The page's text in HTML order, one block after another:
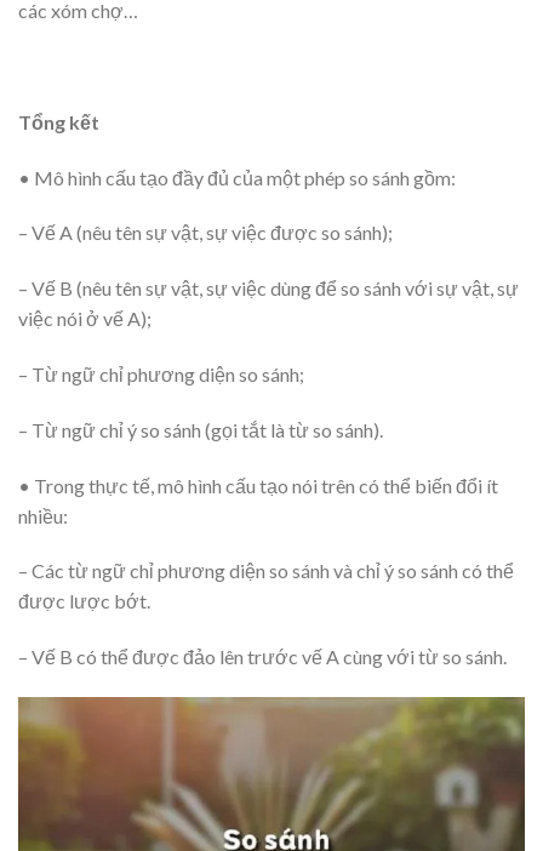
các xóm chợ…
Tổng kết
• Mô hình cấu tạo đầy đủ của một phép so sánh gồm:
– Vế A (nêu tên sự vật, sự việc được so sánh);
– Vế B (nêu tên sự vật, sự việc dùng để so sánh với sự vật, sự
việc nói ở vế A);
– Từ ngữ chỉ phương diện so sánh;
– Từ ngữ chỉ ý so sánh (gọi tắt là từ so sánh).
• Trong thực tế, mô hình cấu tạo nói trên có thể biến đổi ít
nhiều:
– Các từ ngữ chỉ phương diện so sánh và chỉ ý so sánh có thể
được lược bớt.
– Vế B có thể được đảo lên trước vế A cùng với từ so sánh.